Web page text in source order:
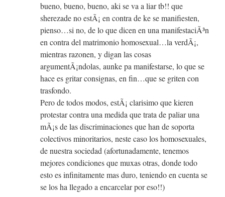
bueno, bueno, bueno, aki se va a liar tb!! que
sherezade no estÃ¡ en contra de ke se manifiesten,
pienso…si no, de lo que dicen en una manifestaciÃ³n
en contra del matrimonio homosexual…la verdÃ¡,
mientras razonen, y digan las cosas
argumentÃ¡ndolas, aunke pa manifestarse, lo que se
hace es gritar consignas, en fin…que se griten con
trasfondo.
Pero de todos modos, estÃ¡ clarisimo que kieren
protestar contra una medida que trata de paliar una
mÃ¡s de las discriminaciones que han de soporta
colectivos minoritarios, neste caso los homosexuales,
de nuestra sociedad (afortunadamente, tenemos
mejores condiciones que muxas otras, donde todo
esto es infinitamente mas duro, teniendo en cuenta se
se los ha llegado a encarcelar por eso!!)